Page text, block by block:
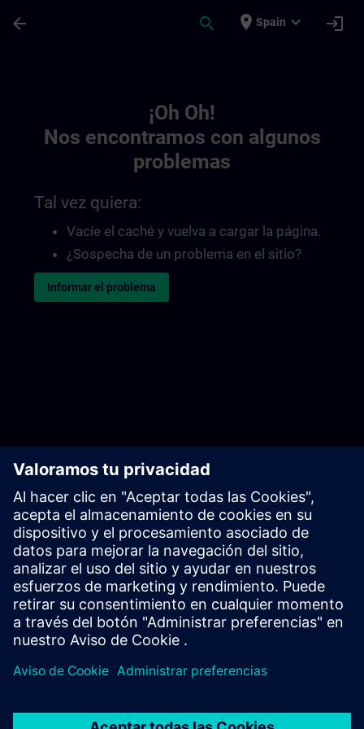
arrow_back search place Spain expand_more login
¡Oh Oh!
Nos encontramos con algunos
problemas
Tal vez quiera:
Vacíe el caché y vuelva a cargar la página.
¿Sospecha de un problema en el sitio?
Informar el problema